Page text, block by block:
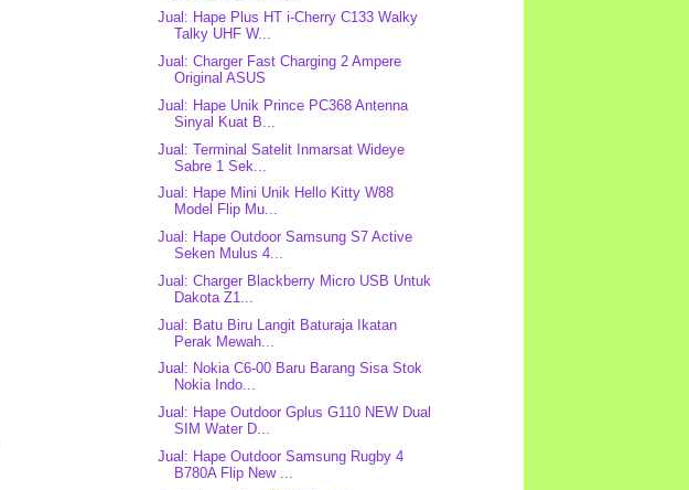
Jual: Hape Plus HT i-Cherry C133 Walky
Talky UHF W...
Jual: Charger Fast Charging 2 Ampere
Original ASUS
Jual: Hape Unik Prince PC368 Antenna
Sinyal Kuat B...
Jual: Terminal Satelit Inmarsat Wideye
Sabre 1 Sek...
Jual: Hape Mini Unik Hello Kitty W88
Model Flip Mu...
Jual: Hape Outdoor Samsung S7 Active
Seken Mulus 4...
Jual: Charger Blackberry Micro USB Untuk
Dakota Z1...
Jual: Batu Biru Langit Baturaja Ikatan
Perak Mewah...
Jual: Nokia C6-00 Baru Barang Sisa Stok
Nokia Indo...
Jual: Hape Outdoor Gplus G110 NEW Dual
SIM Water D...
Jual: Hape Outdoor Samsung Rugby 4
B780A Flip New ...